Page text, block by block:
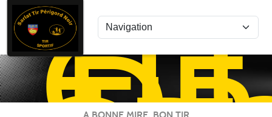
A BONNE MIRE, BON TIR
Panneau de gestion des cookies